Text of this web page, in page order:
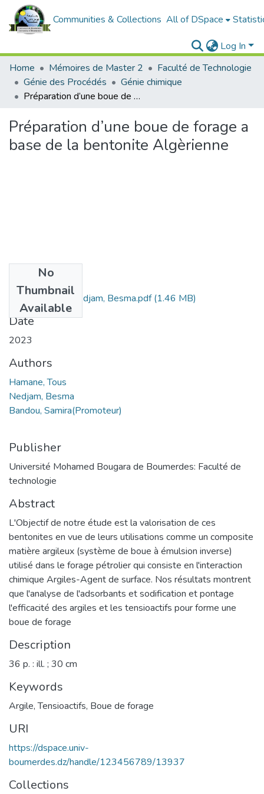
Communities & Collections All of DSpace
Log In
Home
Mémoires de Master 2
Faculté de Technologie
Génie des Procédés
Génie chimique
Préparation d’une boue de forage a base de la bentonite Algèrienne
Préparation d’une boue de forage a
base de la bentonite Algèrienne
No
Thumbnail
Available
Hamane, Tous-Nedjam, Besma.pdf(1.46 MB)
Date
2023
Authors
Hamane, Tous
Nedjam, Besma
Bandou, Samira(Promoteur)
Publisher
Université Mohamed Bougara de Boumerdes: Faculté de
technologie
Abstract
L'Objectif de notre étude est la valorisation de ces
bentonites en vue de leurs utilisations comme un composite
matière argileux (système de boue à émulsion inverse)
utilisé dans le forage pétrolier qui consiste en l'interaction
chimique Argiles-Agent de surface. Nos résultats montrent
que l'analyse de l'adsorbants et sodification et pontage
l'efficacité des argiles et les tensioactifs pour forme une
boue de forage
Description
36 p. : ill. ; 30 cm
Keywords
Argile,Tensioactifs, Boue de forage
URI
https://dspace.univ-
boumerdes.dz/handle/123456789/13937
Collections